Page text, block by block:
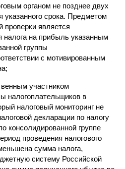
органом не позднее двух
указанного срока. Предметом
проверки является
налога на прибыль указанным
группы
с мотивированным
участником
налогоплательщиков в
налоговый мониторинг не
декларации по налогу
консолидированной группе
проведения налогового
сумма налога,
систему Российской